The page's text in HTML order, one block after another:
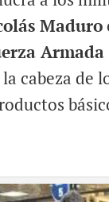
Maduro
cabeza de